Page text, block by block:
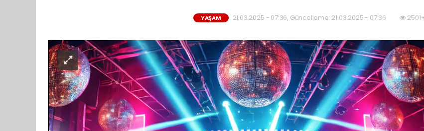
YAŞAM 21.03.2025 - 07:36, Güncelleme: 21.03.2025 - 07:36